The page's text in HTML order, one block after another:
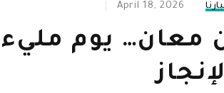
April 18, 2026
معان… يوم مليء